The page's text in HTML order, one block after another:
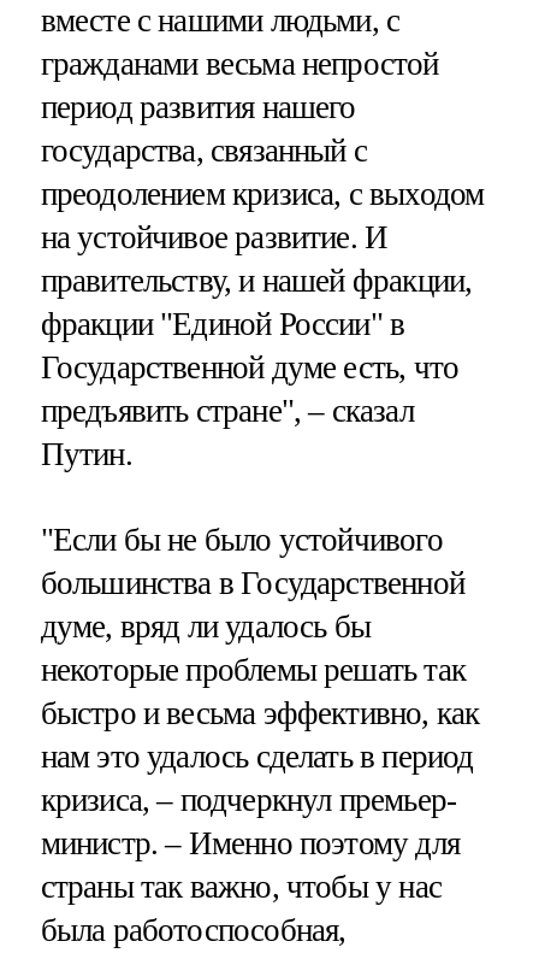
вместе с нашими людьми, с
гражданами весьма непростой
период развития нашего
государства, связанный с
преодолением кризиса, с выходом
на устойчивое развитие. И
правительству, и нашей фракции,
фракции "Единой России" в
Государственной думе есть, что
предъявить стране", – сказал
Путин.
"Если бы не было устойчивого
большинства в Государственной
думе, вряд ли удалось бы
некоторые проблемы решать так
быстро и весьма эффективно, как
нам это удалось сделать в период
кризиса, – подчеркнул премьер-
министр. – Именно поэтому для
страны так важно, чтобы у нас
была работоспособная,